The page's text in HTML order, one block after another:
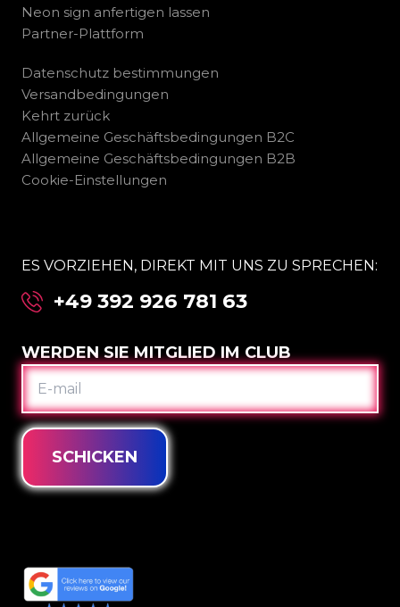
Neon sign anfertigen lassen
Partner-Plattform
Datenschutz bestimmungen
Versandbedingungen
Kehrt zurück
Allgemeine Geschäftsbedingungen B2C
Allgemeine Geschäftsbedingungen B2B
Cookie-Einstellungen
ES VORZIEHEN, DIREKT MIT UNS ZU SPRECHEN:
+49 392 926 781 63
WERDEN SIE MITGLIED IM CLUB
E-
MAIL
SCHICKEN